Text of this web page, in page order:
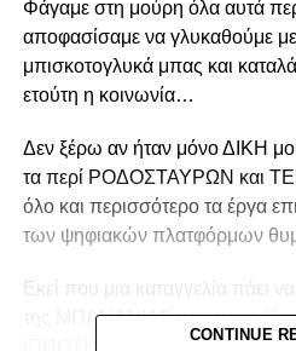
Φάγαμε στη μούρη όλα αυτά
αποφασίσαμε να γλυκαθούμε
μπισκοτογλυκά μπας και
ετούτη η κοινωνία…
Δεν ξέρω αν ήταν μόνο ΔΙΚΗ
τα περί ΡΟΔΟΣΤΑΥΡΩΝ και
όλο και περισσότερο τα έργα
των ψηφιακών πλατφόρμων
Εκεί που μια καταγγελία πάει
της ΜΠΑΝΑΝΙΑΣ μας
ΙΠΠΟΤΗΣ με τον ΣΤΑΥΡΟ και
CONTINUE